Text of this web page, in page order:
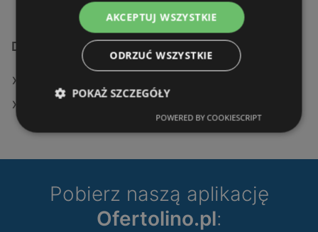
Dodatkowe łącza
Pobierz naszą aplikację
Ofertolino.pl:
AKCEPTUJ WSZYSTKIE
ODRZUĆ WSZYSTKIE
POKAŻ SZCZEGÓŁY
POWERED BY COOKIESCRIPT